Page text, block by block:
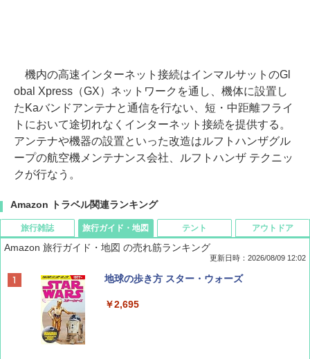
機内の高速インターネット接続はインマルサットのGl
obal Xpress（GX）ネットワークを通し、機体に設置し
たKaバンドアンテナと通信を行ない、短・中距離フライ
トにおいて途切れなくインターネット接続を提供する。
アンテナや機器の設置といった改造はルフトハンザグル
ープの航空機メンテナンス会社、ルフトハンザ テクニッ
クが行なう。
Amazon トラベル関連ランキング
旅行雑誌
BE-PAL(ビ-パル) 2026年 9 月号【特別付録:
旅行ガイド・地図
Amazon 旅行ガイド・地図 の売れ筋ランキング
更新日時：2026/08/09 12:02
地球の歩き方 スター・ウォーズ
￥2,695
テント アウトドア